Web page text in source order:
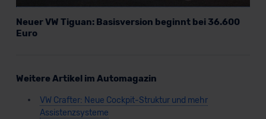
Neuer VW Tiguan: Basisversion beginnt bei 36.600
Euro
Weitere Artikel im Automagazin
VW Crafter: Neue Cockpit-Struktur und mehr
Assistenzsysteme